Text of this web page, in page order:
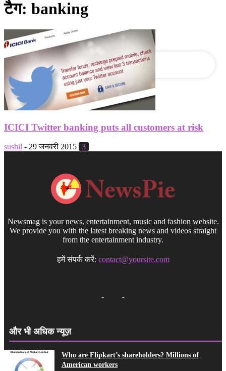
टैग: banking
ICICI Twitter banking puts all customers at risk
sushil - 29 जनवरी 2015 3
Newsmag is your news, entertainment, music and fashion website.
We provide you with the latest breaking news and videos straight
from the entertainment industry.
हमें संपर्क करें: contact@yoursite.com
और भी अधिक न्यूज़
Who are Flipkart’s shareholders? Millions of
American workers